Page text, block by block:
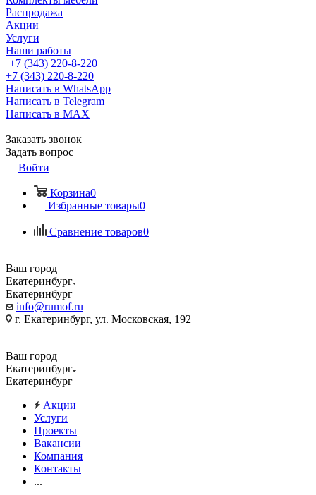
Распродажа
Акции
Услуги
Наши работы
+7 (343) 220-8-220
+7 (343) 220-8-220
Написать в WhatsApp
Написать в Telegram
Написать в MAX
Заказать звонок
Задать вопрос
Войти
Корзина0
Избранные товары0
Сравнение товаров0
Ваш город
Екатеринбург
Екатеринбург
info@rumof.ru
г. Екатеринбург, ул. Московская, 192
Ваш город
Екатеринбург
Екатеринбург
Акции
Услуги
Проекты
Вакансии
Компания
Контакты
...